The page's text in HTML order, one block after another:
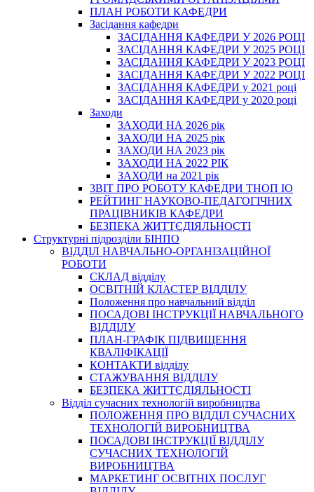
ПЛАН РОБОТИ КАФЕДРИ
Засідання кафедри
ЗАСІДАННЯ КАФЕДРИ У 2026 РОЦІ
ЗАСІДАННЯ КАФЕДРИ У 2025 РОЦІ
ЗАСІДАННЯ КАФЕДРИ У 2023 РОЦІ
ЗАСІДАННЯ КАФЕДРИ У 2022 РОЦІ
ЗАСІДАННЯ КАФЕДРИ у 2021 році
ЗАСІДАННЯ КАФЕДРИ у 2020 році
Заходи
ЗАХОДИ НА 2026 рік
ЗАХОДИ НА 2025 рік
ЗАХОДИ НА 2023 рік
ЗАХОДИ НА 2022 РІК
ЗАХОДИ на 2021 рік
3BIT ПРО РОБОТУ КАФЕДРИ ТНОП ІО
РЕЙТИНГ НАУКОВО-ПЕДАГОГІЧНИХ
ПРАЦІВНИКІВ КАФЕДРИ
БЕЗПЕКА ЖИТТЄДІЯЛЬНОСТІ
Структурні підрозділи БІНПО
ВІДДІЛ НАВЧАЛЬНО-ОРГАНІЗАЦІЙНОЇ
РОБОТИ
СКЛАД відділу
ОСВІТНІЙ КЛАСТЕР ВІДДІЛУ
Положення про навчальний вiддiл
ПОСАДОВІ ІНСТРУКЦІЇ НАВЧАЛЬНОГО
ВІДДІЛУ
ПЛАН-ГРАФІК ПІДВИЩЕННЯ
КВАЛІФІКАЦІЇ
КОНТАКТИ відділу
СТАЖУВАННЯ ВІДДІЛУ
БЕЗПЕКА ЖИТТЄДІЯЛЬНОСТІ
Відділ сучасних технологій виробництва
ПОЛОЖЕННЯ ПРО ВІДДІЛ СУЧАСНИХ
ТЕХНОЛОГІЙ ВИРОБНИЦТВА
ПОСАДОВІ ІНСТРУКЦІЇ ВІДДІЛУ
СУЧАСНИХ ТЕХНОЛОГІЙ
ВИРОБНИЦТВА
МАРКЕТИНГ ОСВІТНІХ ПОСЛУГ